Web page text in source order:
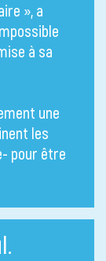
», a
à sa
une
les
pour être